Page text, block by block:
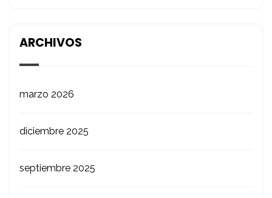
ARCHIVOS
marzo 2026
diciembre 2025
septiembre 2025